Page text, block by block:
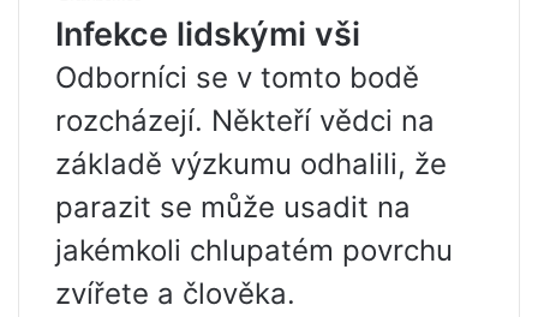
Infekce lidskými vši
Odborníci se v tomto bodě
rozcházejí. Někteří vědci na
základě výzkumu odhalili, že
parazit se může usadit na
jakémkoli chlupatém povrchu
zvířete a člověka.